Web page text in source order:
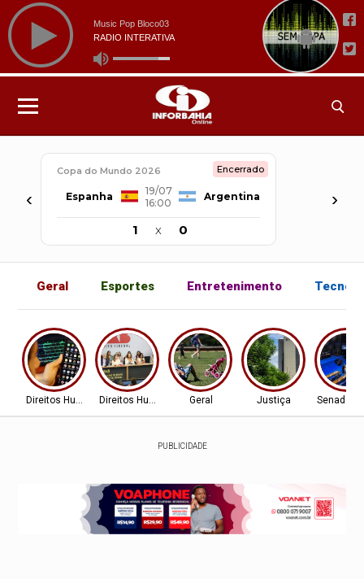
‹
Copa do Mundo 2026 Encerrado
Espanha
19/07
16:00
Argentina
1 x 0
›
Geral Esportes Entretenimento
Direitos HumanosDireitos Humanos Geral Justiça Senado
PUBLICIDADE